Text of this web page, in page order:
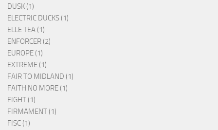
DUSK (1)
ELECTRIC DUCKS (1)
ELLE TEA (1)
ENFORCER (2)
EUROPE (1)
EXTREME (1)
FAIR TO MIDLAND (1)
FAITH NO MORE (1)
FIGHT (1)
FIRMAMENT (1)
FISC (1)